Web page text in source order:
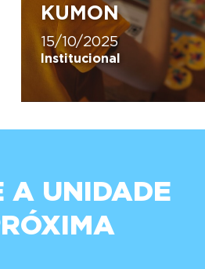
KUMON
15/10/2025
Institucional
A UNIDADE